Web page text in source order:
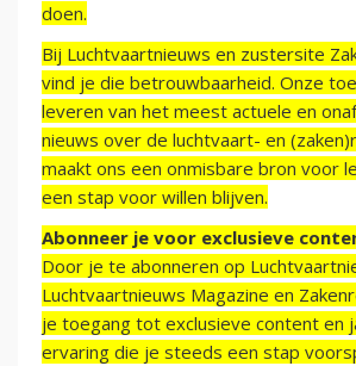
doen.
Bij Luchtvaartnieuws en zustersite
vind je die betrouwbaarheid. Onze
leveren van het meest actuele en
nieuws over de luchtvaart- en
maakt ons een onmisbare bron voor
een stap voor willen blijven.
Abonneer je voor exclusieve
Door je te abonneren op
Luchtvaartnieuws Magazine en
je toegang tot exclusieve content en
ervaring die je steeds een stap